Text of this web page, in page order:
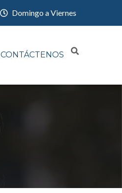
Domingo a Viernes
CONTÁCTENOS